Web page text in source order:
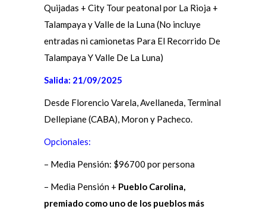
Quijadas + City Tour peatonal por La Rioja +
Talampaya y Valle de la Luna (No incluye
entradas ni camionetas Para El Recorrido De
Talampaya Y Valle De La Luna)
Salida: 21/09/2025
Desde Florencio Varela, Avellaneda, Terminal
Dellepiane (CABA), Moron y Pacheco.
Opcionales:
– Media Pensión: $96700 por persona
– Media Pensión + Pueblo Carolina,
premiado como uno de los pueblos más